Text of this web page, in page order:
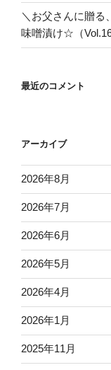
＼お父さんに贈る
味噌漬け☆（
最近のコメント
アーカイブ
2026年8月
2026年7月
2026年6月
2026年5月
2026年4月
2026年1月
2025年11月